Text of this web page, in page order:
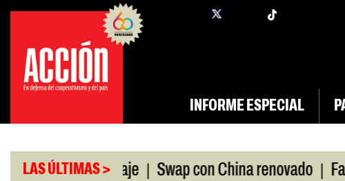
Saltar
contenido
facebook
INFORME ESPECIAL
LAS ÚLTIMAS >
ANDIS, a peritaje Swap con China renovado | Fallo